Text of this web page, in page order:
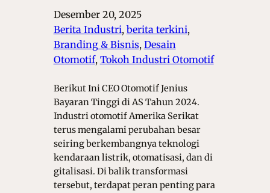
Desember 20, 2025
Berita Industri, berita terkini ,
Branding & Bisnis, Desain
Otomotif, Tokoh Industri Otomotif
Berikut Ini CEO Otomotif Jenius
Bayaran Tinggi di AS Tahun 2024.
Industri otomotif Amerika Serikat
terus mengalami perubahan besar
seiring berkembangnya teknologi
kendaraan listrik, otomatisasi, dan di
gitalisasi. Di balik transformasi
tersebut, terdapat peran penting para